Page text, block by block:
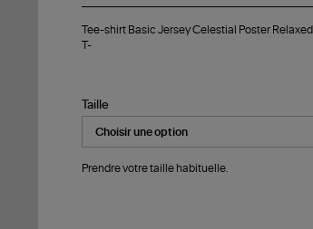
shirt
Basic
Relaxed
T-
Tee-shirt Basic Jersey Celestial Poster Relaxed
T-
Taille
Prendre votre taille habituelle.